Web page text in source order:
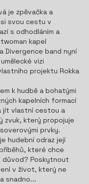
je zpěvačka a
svou cestu v
s odhodláním a
kapel
Divergence band nyní
vizi
projektu Rokka
k hudbě a bohatými
kapelních formací
jít vlastní cestou a
zvuk, který propojuje
prvky.
hudební odraz její
které chce
důvod? Poskytnout
v život, který ne
snadno...